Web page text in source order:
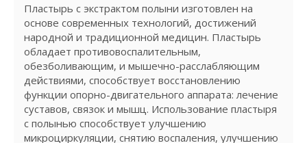
Пластырь с экстрактом полыни изготовлен на
основе современных технологий, достижений
народной и традиционной медицин. Пластырь
обладает противовоспалительным,
обезболивающим, и мышечно-расслабляющим
действиями, способствует восстановлению
функции опорно-двигательного аппарата: лечение
суставов, связок и мышц. Использование пластыря
с полынью способствует улучшению
микроциркуляции, снятию воспаления, улучшению